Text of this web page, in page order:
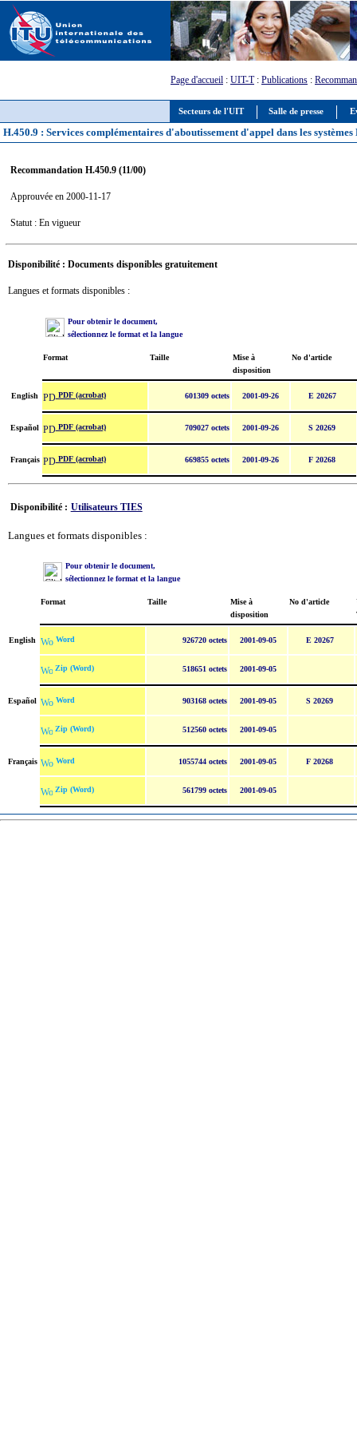
Secteurs de l'UIT Salle de presse
Page d'accueil : UIT-T: Publications :
H.450.9 : Services complémentaires d'aboutissement d'appel dans les systèmes
Recommandation H.450.9 (11/00)
Approuvée en 2000-11-17
Statut : En vigueur
Disponibilité : Documents disponibles gratuitement
Langues et formats disponibles :
Pour obtenir le document,
sélectionnez le format et la langue
Format Taille
Mise à
disposition
No d'article
English PDF (acrobat) 601309 octets 2001-09-26 E 20267
Español PDF (acrobat) 709027 octets 2001-09-26 S 20269
Français PDF (acrobat) 669855 octets 2001-09-26 F 20268
Disponibilité : Utilisateurs TIES
Langues et formats disponibles :
Pour obtenir le document,
sélectionnez le format et la langue
Format Taille
Mise à
disposition
No d'article
English Word 926720 octets 2001-09-05 E 20267
Zip (Word) 518651 octets 2001-09-05
Español Word 903168 octets 2001-09-05 S 20269
Zip (Word) 512560 octets 2001-09-05
Français Word 1055744 octets 2001-09-05 F 20268
Zip (Word) 561799 octets 2001-09-05